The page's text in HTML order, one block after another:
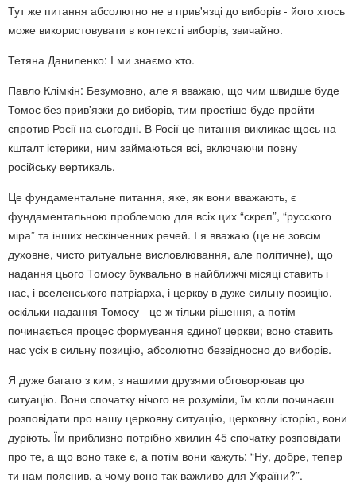
Тут же питання абсолютно не в прив'язці до виборів - його хтось
може використовувати в контексті виборів, звичайно.
Тетяна Даниленко: І ми знаємо хто.
Павло Клімкін: Безумовно, але я вважаю, що чим швидше буде
Томос без прив'язки до виборів, тим простіше буде пройти
спротив Росії на сьогодні. В Росії це питання викликає щось на
кшталт істерики, ним займаються всі, включаючи повну
російську вертикаль.
Це фундаментальне питання, яке, як вони вважають, є
фундаментальною проблемою для всіх цих “скрєп”, “русского
міра” та інших нескінченних речей. І я вважаю (це не зовсім
духовне, чисто ритуальне висловлювання, але політичне), що
надання цього Томосу буквально в найближчі місяці ставить і
нас, і вселенського патріарха, і церкву в дуже сильну позицію,
оскільки надання Томосу - це ж тільки рішення, а потім
починається процес формування єдиної церкви; воно ставить
нас усіх в сильну позицію, абсолютно безвідносно до виборів.
Я дуже багато з ким, з нашими друзями обговорював цю
ситуацію. Вони спочатку нічого не розуміли, їм коли починаєш
розповідати про нашу церковну ситуацію, церковну історію, вони
дуріють. Їм приблизно потрібно хвилин 45 спочатку розповідати
про те, а що воно таке є, а потім вони кажуть: “Ну, добре, тепер
ти нам пояснив, а чому воно так важливо для України?”.